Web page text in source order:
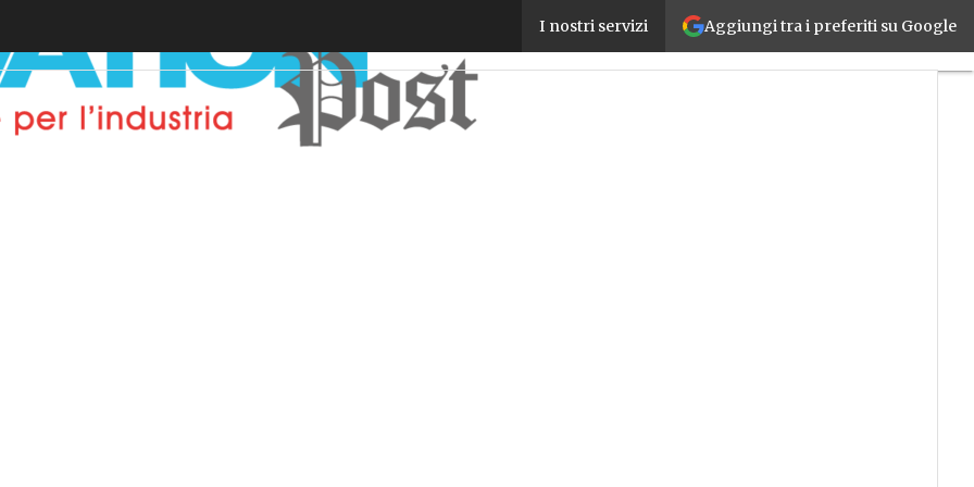
Aggiungi tra i preferiti su Google
I nostri servizi
Tutto quello che c’è da sapere sui materiali per